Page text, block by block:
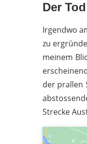
Der
Irgendwo
zu
meinem
der prallen
Strecke